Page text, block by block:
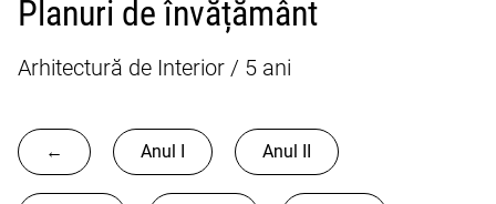
Planuri de învățământ
Arhitectură de Interior / 5 ani
← Anul I Anul II